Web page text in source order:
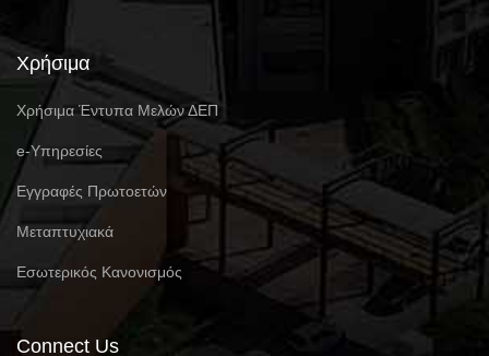
Χρήσιμα
Χρήσιμα Έντυπα Μελών ΔΕΠ
e-Υπηρεσίες
Eγγραφές Πρωτοετών
Μεταπτυχιακά
Εσωτερικός Κανονισμός
Connect Us